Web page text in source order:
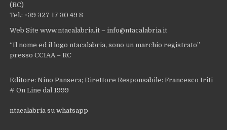
(RC)
Tel.: +39 327 17 30 49 8
Web Site www.ntacalabria.it – info@ntacalabria.it
“Il nome ed il logo ntacalabria, sono un marchio registrato”
presso CCIAA – RC
Editore: Nino Pansera; Direttore Responsabile: Francesco Iriti
# On Line dal 1999
ntacalabria su whatsapp